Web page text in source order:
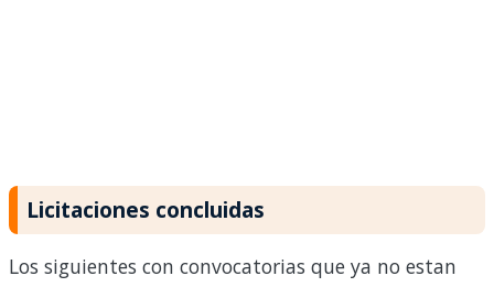
Licitaciones concluidas
Los siguientes con convocatorias que ya no estan